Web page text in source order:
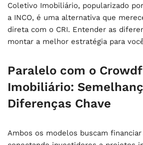
Coletivo Imobiliário, popularizado
a INCO, é uma alternativa que
direta com o CRI. Entender as
montar a melhor estratégia para
Paralelo com o
Imobiliário:
Diferenças Chave
Ambos os modelos buscam